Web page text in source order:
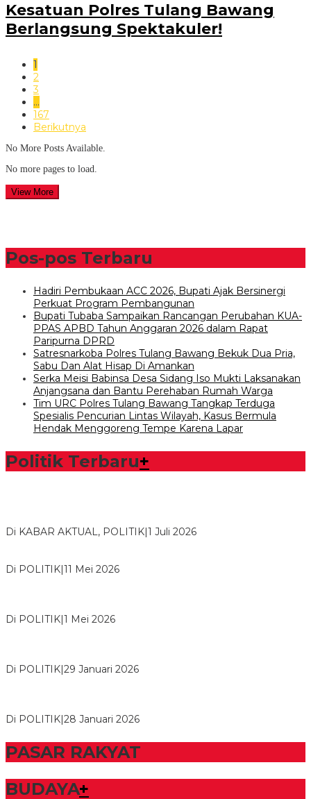
Kesatuan Polres Tulang Bawang
Berlangsung Spektakuler!
1
2
3
…
167
Berikutnya
No More Posts Available.
No more pages to load.
View More
Pos-pos Terbaru
Hadiri Pembukaan ACC 2026, Bupati Ajak Bersinergi
Perkuat Program Pembangunan
Bupati Tubaba Sampaikan Rancangan Perubahan KUA-
PPAS APBD Tahun Anggaran 2026 dalam Rapat
Paripurna DPRD
Satresnarkoba Polres Tulang Bawang Bekuk Dua Pria,
Sabu Dan Alat Hisap Di Amankan
Serka Meisi Babinsa Desa Sidang Iso Mukti Laksanakan
Anjangsana dan Bantu Perehaban Rumah Warga
Tim URC Polres Tulang Bawang Tangkap Terduga
Spesialis Pencurian Lintas Wilayah, Kasus Bermula
Hendak Menggoreng Tempe Karena Lapar
Politik Terbaru+
Di KABAR AKTUAL, POLITIK 1 Juli 2026
Di POLITIK 11 Mei 2026
Di POLITIK 1 Mei 2026
Di POLITIK 29 Januari 2026
Di POLITIK 28 Januari 2026
PASAR RAKYAT
BUDAYA+